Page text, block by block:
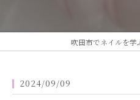
吹田市でネイルを学
2024/09/09